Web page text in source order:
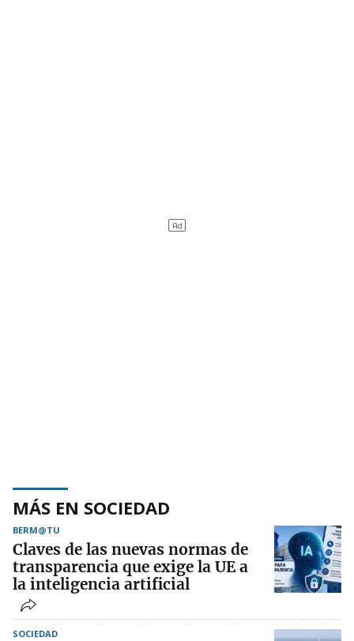
MÁS EN SOCIEDAD
BERM@TU
Claves de las nuevas normas de
transparencia que exige la UE a
la inteligencia artificial
SOCIEDAD